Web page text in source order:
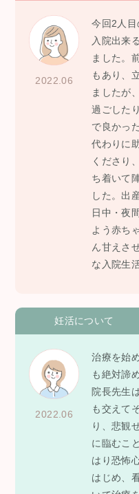
2022.06
今回2人
入院出来
ました。
もあり、
ましたが
過ごした
で良かっ
代わりに
くださり
ち着いて
した。出
日中・夜
よう赤ち
ん甘えさ
な入院生
妊活について
2022.06
治療を始
も絶対諦
院長先生
も交えて
り、悲観
に臨むこ
はり恐怖
はじめ、